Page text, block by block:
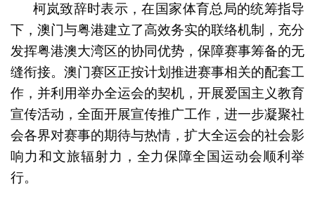
柯岚致辞时表示，在国家体育总局的统筹指导
下，澳门与粤港建立了高效务实的联络机制，充分
发挥粤港澳大湾区的协同优势，保障赛事筹备的无
缝衔接。澳门赛区正按计划推进赛事相关的配套工
作，并利用举办全运会的契机，开展爱国主义教育
宣传活动，全面开展宣传推广工作，进一步凝聚社
会各界对赛事的期待与热情，扩大全运会的社会影
响力和文旅辐射力，全力保障全国运动会顺利举
行。